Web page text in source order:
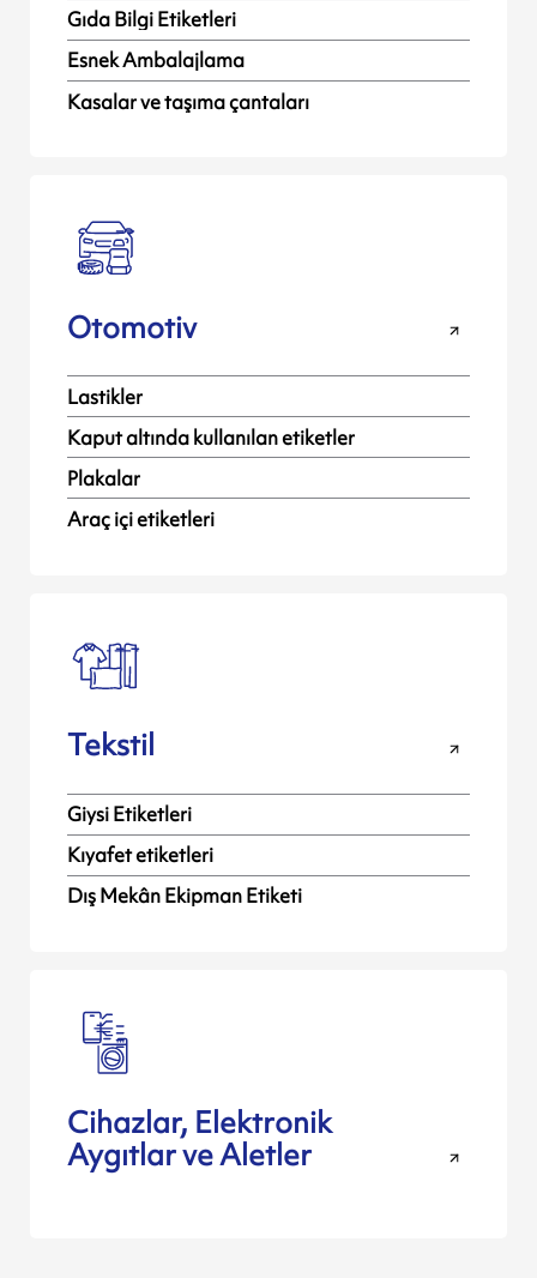
Gıda Bilgi Etiketleri
Esnek Ambalajlama
Kasalar ve taşıma çantaları
Otomotiv
Lastikler
Kaput altında kullanılan etiketler
Plakalar
Araç içi etiketleri
Tekstil
Giysi Etiketleri
Kıyafet etiketleri
Dış Mekân Ekipman Etiketi
Cihazlar, Elektronik
Aygıtlar ve Aletler